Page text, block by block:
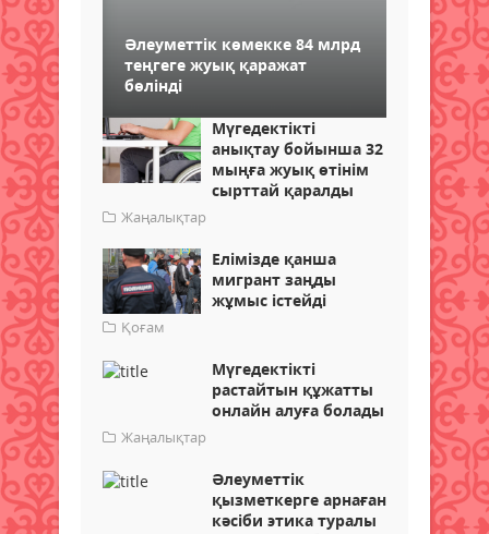
Әлеуметтік көмекке 84 млрд
теңгеге жуық қаражат
бөлінді
Мүгедектікті
анықтау бойынша 32
мыңға жуық өтінім
сырттай қаралды
Жаңалықтар
Елімізде қанша
мигрант заңды
жұмыс істейді
Қоғам
Мүгедектікті
растайтын құжатты
онлайн алуға болады
Жаңалықтар
Әлеуметтік
қызметкерге арнаған
кәсіби этика туралы